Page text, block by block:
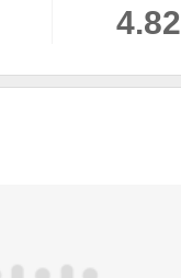
4.82